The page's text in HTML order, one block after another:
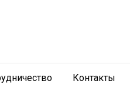
Контакты